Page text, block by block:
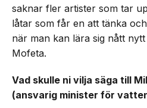
saknar fler artister som tar
låtar som får en att tänka
när man kan lära sig nått
Mofeta.
Vad skulle ni vilja säga till
(ansvarig minister för